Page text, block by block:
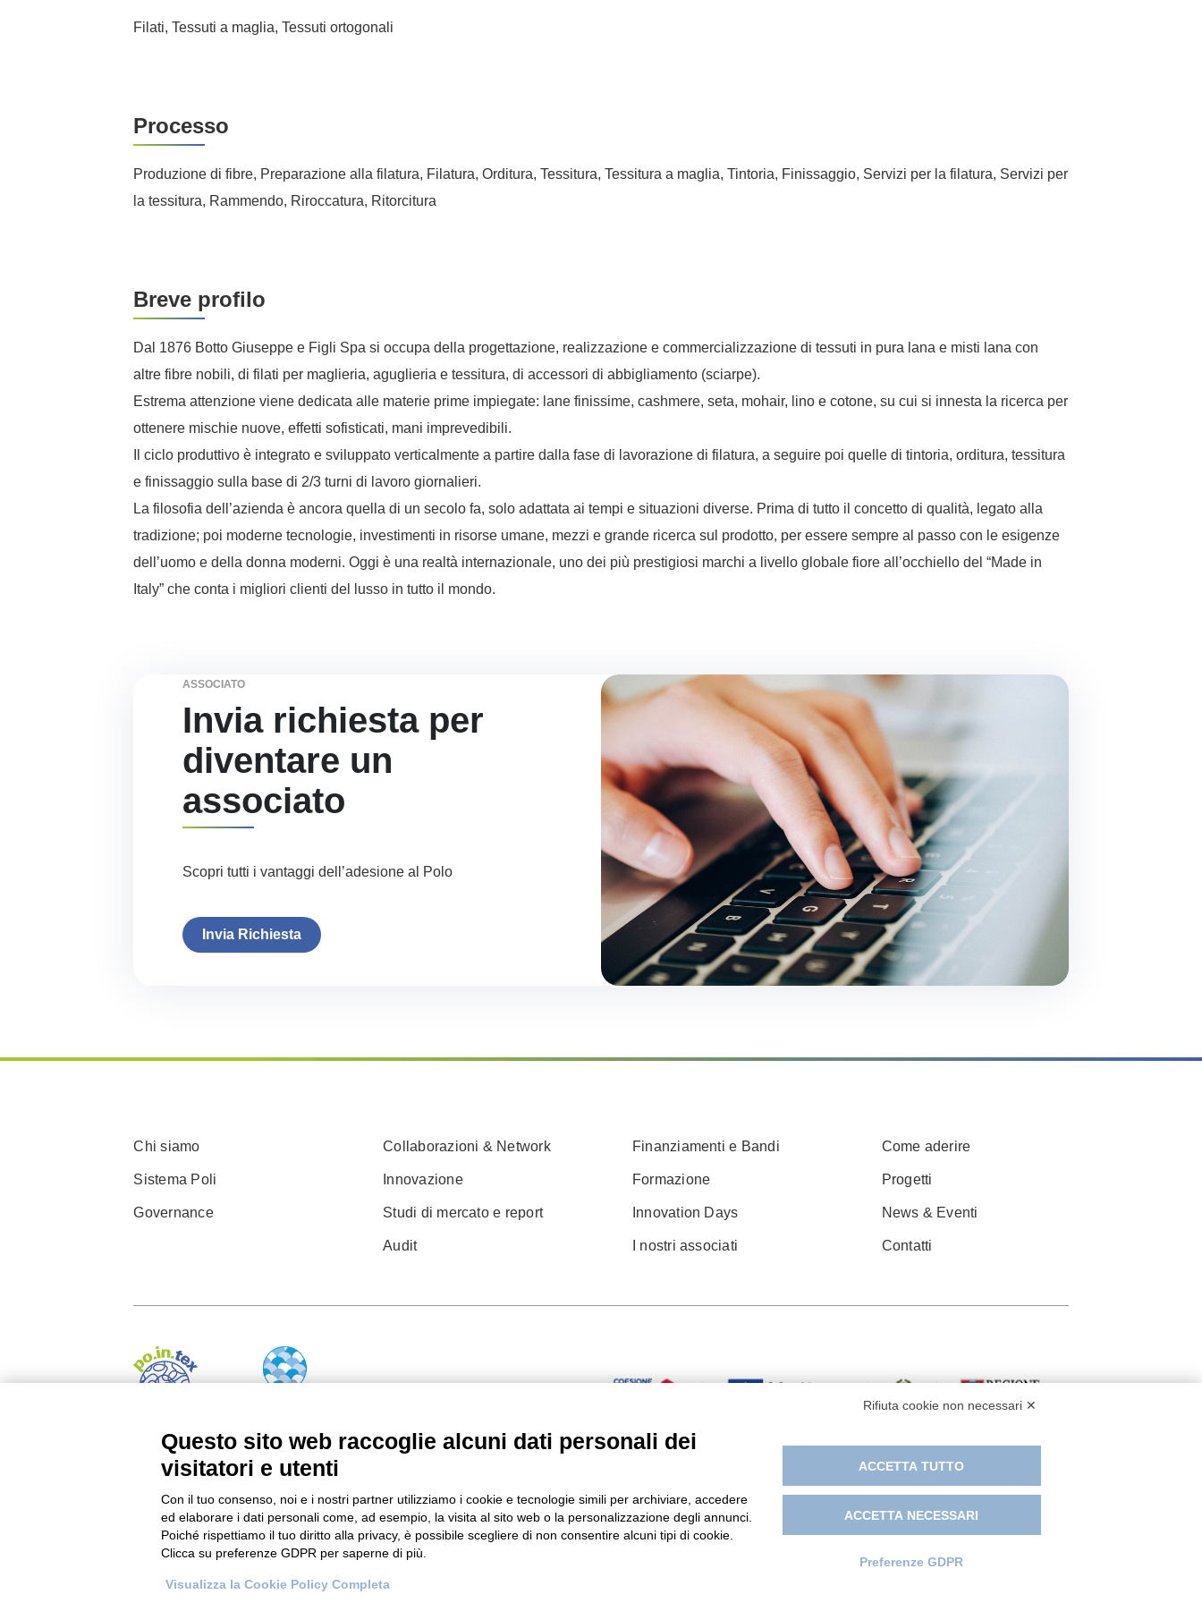
Filati, Tessuti a maglia, Tessuti ortogonali
Processo
Produzione di fibre, Preparazione alla filatura, Filatura, Orditura, Tessitura, Tessitura a maglia, Tintoria, Finissaggio, Servizi per la filatura, Servizi per
la tessitura, Rammendo, Riroccatura, Ritorcitura
Breve profilo
Dal 1876 Botto Giuseppe e Figli Spa si occupa della progettazione, realizzazione e commercializzazione di tessuti in pura lana e misti lana con
altre fibre nobili, di filati per maglieria, aguglieria e tessitura, di accessori di abbigliamento (sciarpe).
Estrema attenzione viene dedicata alle materie prime impiegate: lane finissime, cashmere, seta, mohair, lino e cotone, su cui si innesta la ricerca per
ottenere mischie nuove, effetti sofisticati, mani imprevedibili.
Il ciclo produttivo è integrato e sviluppato verticalmente a partire dalla fase di lavorazione di filatura, a seguire poi quelle di tintoria, orditura, tessitura
e finissaggio sulla base di 2/3 turni di lavoro giornalieri.
La filosofia dell’azienda è ancora quella di un secolo fa, solo adattata ai tempi e situazioni diverse. Prima di tutto il concetto di qualità, legato alla
tradizione; poi moderne tecnologie, investimenti in risorse umane, mezzi e grande ricerca sul prodotto, per essere sempre al passo con le esigenze
dell’uomo e della donna moderni. Oggi è una realtà internazionale, uno dei più prestigiosi marchi a livello globale fiore all’occhiello del “Made in
Italy” che conta i migliori clienti del lusso in tutto il mondo.
ASSOCIATO
Invia richiesta per
diventare un
associato
Scopri tutti i vantaggi dell’adesione al Polo
Invia Richiesta
Chi siamo
Sistema Poli
Governance
Collaborazioni & Network
Innovazione
Studi di mercato e report
Audit
Finanziamenti e Bandi
Formazione
Innovation Days
I nostri associati
Come aderire
Progetti
News & Eventi
Contatti
© 2022 Po.in.tex
Città Studi – C.so Pella 2b – 13900 Biella (BI)
Pec:amm.cittastudi@pec.ptbiellese.it
Rifiuta cookie non necessari ✕
Questo sito web raccoglie alcuni dati personali dei
visitatori e utenti
Con il tuo consenso, noi e i nostri partner utilizziamo i cookie e tecnologie simili per archiviare, accedere
ed elaborare i dati personali come, ad esempio, la visita al sito web o la personalizzazione degli annunci.
Poiché rispettiamo il tuo diritto alla privacy, è possibile scegliere di non consentire alcuni tipi di cookie.
Clicca su preferenze GDPR per saperne di più.
Visualizza la Cookie Policy Completa
ACCETTA TUTTO
ACCETTA NECESSARI
Preferenze GDPR